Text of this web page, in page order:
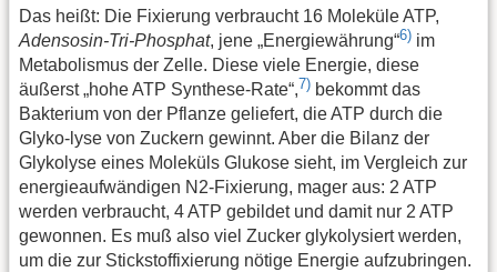
Das heißt: Die Fixierung verbraucht 16 Moleküle ATP,
Adensosin-Tri-Phosphat, jene „Energiewährung“6) im
Metabolismus der Zelle. Diese viele Energie, diese
äußerst „hohe ATP Synthese-Rate“,7) bekommt das
Bakterium von der Pflanze geliefert, die ATP durch die
Glyko-lyse von Zuckern gewinnt. Aber die Bilanz der
Glykolyse eines Moleküls Glukose sieht, im Vergleich zur
energieaufwändigen N2-Fixierung, mager aus: 2 ATP
werden verbraucht, 4 ATP gebildet und damit nur 2 ATP
gewonnen. Es muß also viel Zucker glykolysiert werden,
um die zur Stickstoffixierung nötige Energie aufzubringen.